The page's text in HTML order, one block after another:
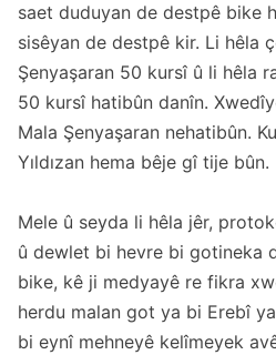
saet duduyan de destpê bike
sisêyan de destpê kir. Li hêla
Şenyaşaran 50 kursî û li hêla
50 kursî hatibûn danîn.
Mala Şenyaşaran nehatibûn.
Yıldızan hema bêje gî tije bûn.
Mele û seyda li hêla jêr,
û dewlet bi hevre bi gotineka
bike, kê ji medyayê re fikra
herdu malan got ya bi Erebî
bi eynî mehneyê kelîmeyek